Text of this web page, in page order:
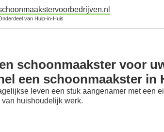
van Hulp-in-Huis
schoonmaakster voor
een schoonmaakster in
leven een stuk aangenamer met een
van huishoudelijk werk.